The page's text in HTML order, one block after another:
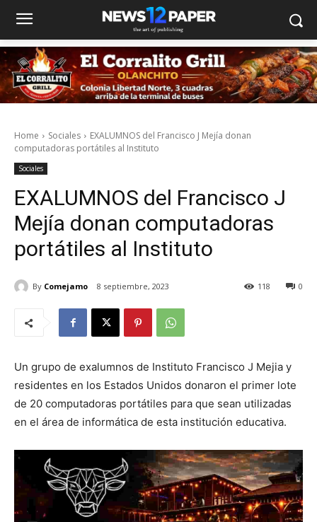
Home Sociales
EXALUMNOS del Francisco J Mejía donan
computadoras portátiles al Instituto
Sociales
EXALUMNOS del Francisco J
Mejía donan computadoras
portátiles al Instituto
By Comejamo 8 septiembre, 2023 0
118
Un grupo de exalumnos de Instituto Francisco J Mejia y
residentes en los Estados Unidos donaron el primer lote
de 20 computadoras portátiles para que sean utilizadas
en el área de informática de esta institución educativa.